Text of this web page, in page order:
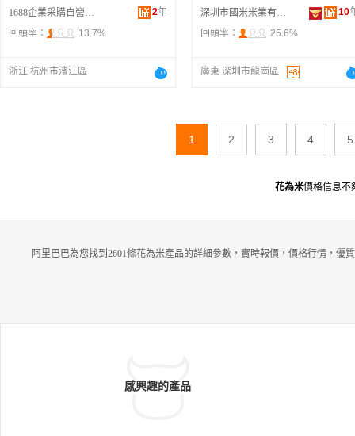
1688企業采購自營商城
2年
回頭率：
13.7%
浙江 杭州市濱江區
深圳市國米米業有限公司
10
回頭率：
25.6%
廣東 深圳市龍崗區
1 2 3 4 5
花為米價格信息不
阿里巴巴為您找到2601條花為米產品的詳細參數，實時報價，價格行情，優
感興趣的產品